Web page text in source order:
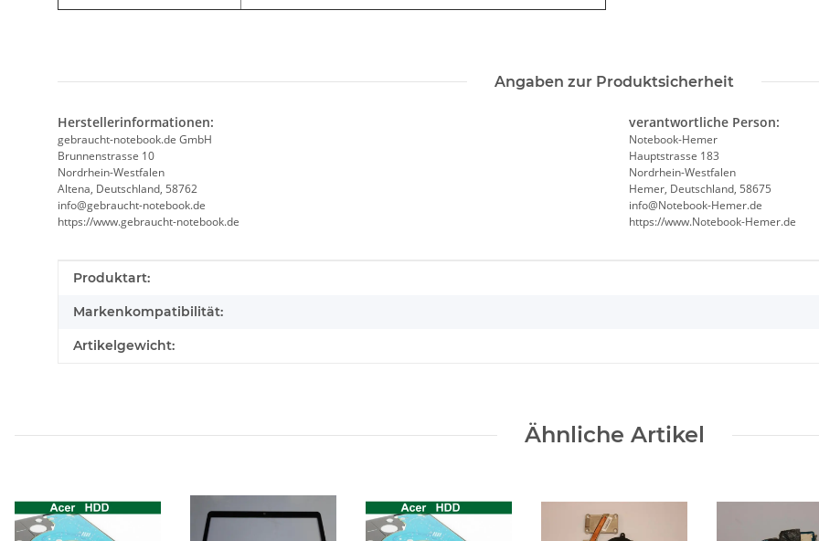
Angaben zur Produktsicherheit
Herstellerinformationen:
gebraucht-notebook.de GmbH
Brunnenstrasse 10
Nordrhein-Westfalen
Altena, Deutschland, 58762
info@gebraucht-notebook.de
https://www.gebraucht-notebook.de
verantwortliche Person:
Notebook-Hemer
Hauptstrasse 183
Nordrhein-Westfalen
Hemer, Deutschland, 58675
info@Notebook-Hemer.de
https://www.Notebook-Hemer.de
Produkteigenschaft
Wert
Produktart:
Markenkompatibilität:
Artikelgewicht:
Ähnliche Artikel